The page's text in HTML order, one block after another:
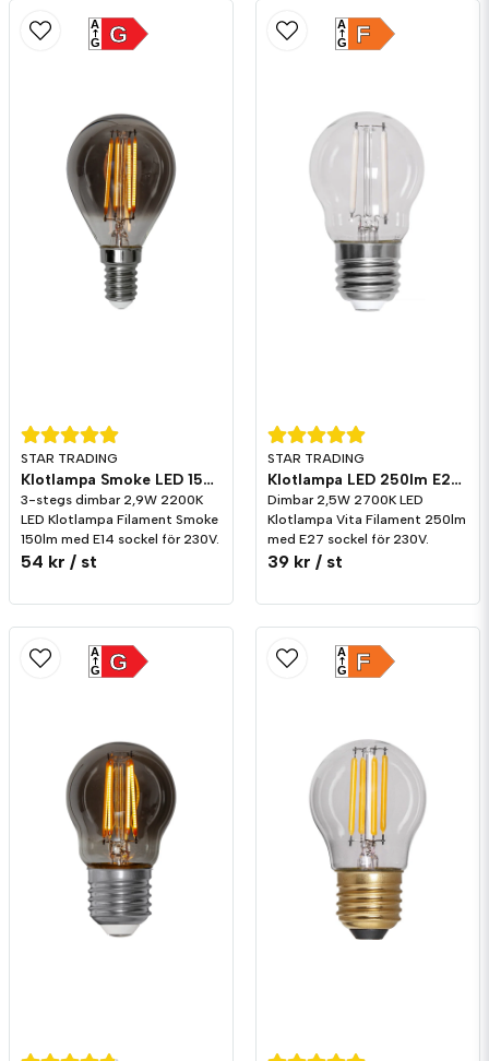
STAR TRADING
Klotlampa Smoke LED 150lm E14 2200K 3-stegs dimming
3-stegs dimbar 2,9W 2200K
LED Klotlampa Filament Smoke
150lm med E14 sockel för 230V.
54 kr / st
G
A
G
STAR TRADING
Klotlampa LED 250lm E27 Vita Filament 2700K Dim
Dimbar 2,5W 2700K LED
Klotlampa Vita Filament 250lm
med E27 sockel för 230V.
39 kr / st
F
A
G
G
A
G F
A
G